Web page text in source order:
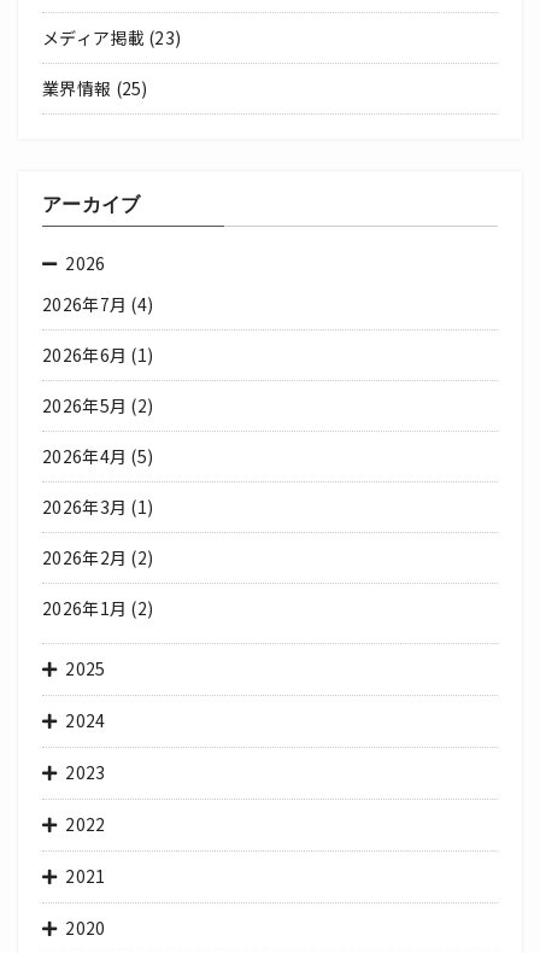
メディア掲載 (23)
業界情報 (25)
アーカイブ
2026
2026年7月 (4)
2026年6月 (1)
2026年5月 (2)
2026年4月 (5)
2026年3月 (1)
2026年2月 (2)
2026年1月 (2)
2025
2024
2023
2022
2021
2020